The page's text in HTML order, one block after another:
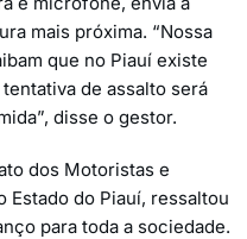
mais próxima. “Nossa
que no Piauí existe
de assalto será
disse o gestor.
dos Motoristas e
Estado do Piauí, ressaltou
para toda a sociedade.